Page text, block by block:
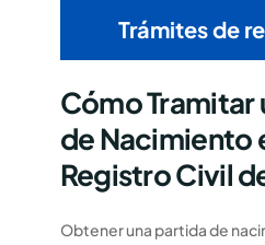
Trámites de
Cómo Tramitar
de Nacimiento
Registro Civil
Obtener una partida de